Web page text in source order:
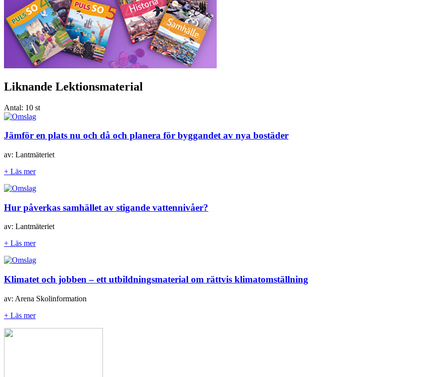
Liknande Lektionsmaterial
Antal: 10 st
Jämför en plats nu och då och planera för byggandet av nya bostäder
av: Lantmäteriet
+ Läs mer
Hur påverkas samhället av stigande vattennivåer?
av: Lantmäteriet
+ Läs mer
Klimatet och jobben – ett utbildningsmaterial om rättvis klimatomställning
av: Arena Skolinformation
+ Läs mer